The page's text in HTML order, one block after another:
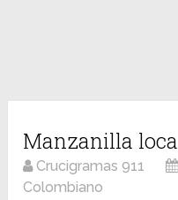
Manzanilla loca
Crucigramas 911
Colombiano